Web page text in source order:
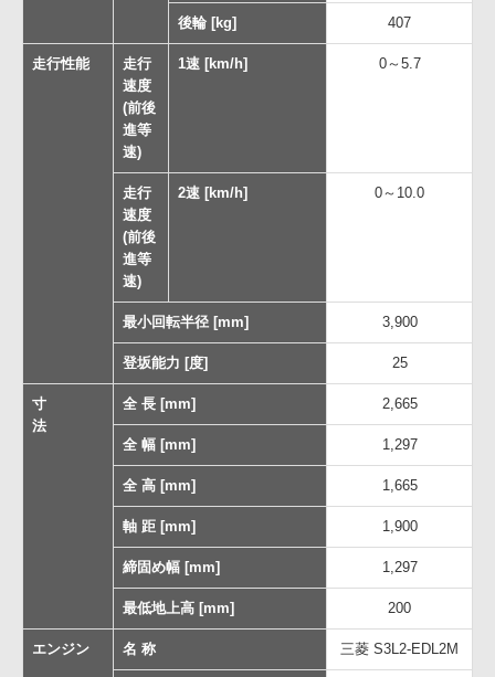
後輪 [kg] 407
走行性能
走行
速度
(前後
進等
速)
1速 [km/h] 0～5.7
走行
速度
(前後
進等
速)
2速 [km/h] 0～10.0
最小回転半径 [mm] 3,900
登坂能力 [度] 25
寸
法
全 長 [mm] 2,665
全 幅 [mm] 1,297
全 高 [mm] 1,665
軸 距 [mm] 1,900
締固め幅 [mm] 1,297
最低地上高 [mm] 200
エンジン 名 称 三菱 S3L2-EDL2M